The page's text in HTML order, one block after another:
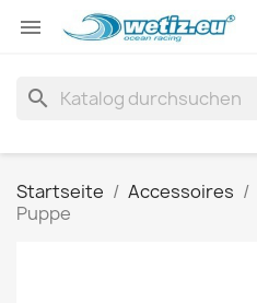

search
Startseite Accessoires
Puppe